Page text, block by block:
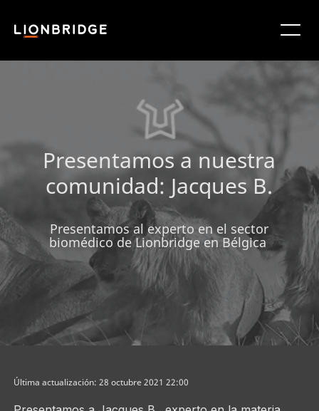
Presentamos a nuestra
comunidad: Jacques B.
Presentamos al experto en el sector
biomédico de Lionbridge en Bélgica
Última actualización: 28 octubre 2021 22:00